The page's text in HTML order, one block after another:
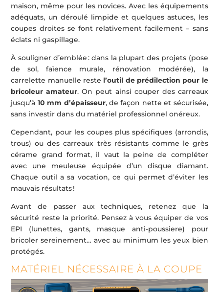
maison, même pour les novices. Avec les équipements
adéquats, un déroulé limpide et quelques astuces, les
coupes droites se font relativement facilement – sans
éclats ni gaspillage.
À souligner d’emblée : dans la plupart des projets (pose
de sol, faïence murale, rénovation modérée), la
carrelette manuelle reste l’outil de prédilection pour le
bricoleur amateur. On peut ainsi couper des carreaux
jusqu’à 10 mm d’épaisseur, de façon nette et sécurisée,
sans investir dans du matériel professionnel onéreux.
Cependant, pour les coupes plus spécifiques (arrondis,
trous) ou des carreaux très résistants comme le grès
cérame grand format, il vaut la peine de compléter
avec une meuleuse équipée d’un disque diamant.
Chaque outil a sa vocation, ce qui permet d’éviter les
mauvais résultats !
Avant de passer aux techniques, retenez que la
sécurité reste la priorité. Pensez à vous équiper de vos
EPI (lunettes, gants, masque anti-poussiere) pour
bricoler sereinement… avec au minimum les yeux bien
protégés.
MATÉRIEL NÉCESSAIRE À LA COUPE